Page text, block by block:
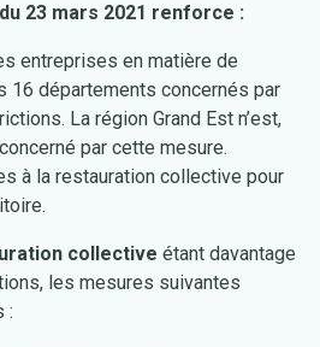
23 mars 2021 renforce :
entreprises en matière de
16 départements concernés par
La région Grand Est n’est,
par cette mesure.
à la restauration collective pour
collective étant davantage
les mesures suivantes
: